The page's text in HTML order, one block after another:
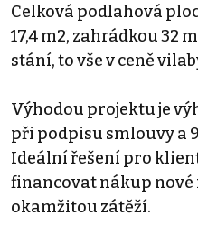
Celková podlahová
17,4 m2, zahrádkou 32
stání, to vše v ceně
Výhodou projektu je
při podpisu smlouvy a
Ideální řešení pro
financovat nákup
okamžitou zátěží.